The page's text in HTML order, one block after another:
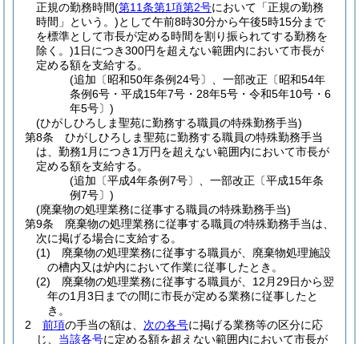
正規の勤務時間(第11条第1項第2号において「正規の勤務
時間」という。)として午前8時30分から午後5時15分まで
を標準として市長が定める時間を割り振られてする勤務を
除く。)1日につき300円を超えない範囲内において市長が
定める額を支給する。
(追加〔昭和50年条例24号〕、一部改正〔昭和54年
条例6号・平成15年7号・28年5号・令和5年10号・6
年5号〕)
(ひがしひろしま聖苑に勤務する職員の特殊勤務手当)
第8条
ひがしひろしま聖苑に勤務する職員の特殊勤務手当
は、勤務1月につき1万円を超えない範囲内において市長が
定める額を支給する。
(追加〔平成4年条例7号〕、一部改正〔平成15年条
例7号〕)
(廃棄物の処理業務に従事する職員の特殊勤務手当)
第9条
廃棄物の処理業務に従事する職員の特殊勤務手当は、
次に掲げる場合に支給する。
(1)
廃棄物の処理業務に従事する職員が、廃棄物処理施設
の槽内又は炉内において作業に従事したとき。
(2)
廃棄物の処理業務に従事する職員が、12月29日から翌
年の1月3日までの間に市長が定める業務に従事したと
き。
2
前項の手当の額は、 次の各号に掲げる業務等の区分に応
じ、 当該各号に定める額を超えない範囲内において市長が